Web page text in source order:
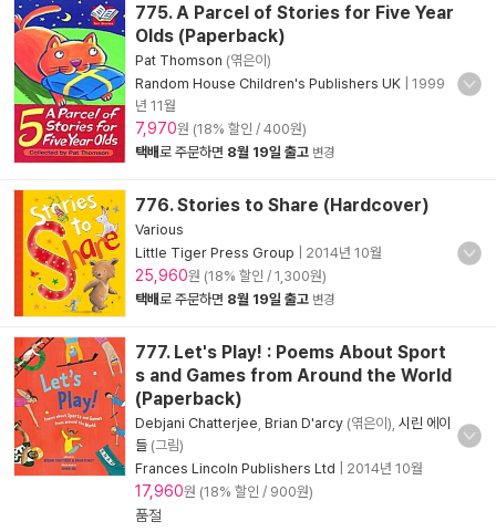
775. A Parcel of Stories for Five Year
Olds (Paperback)
Pat Thomson (엮은이)
Random House Children's Publishers UK
1999
년 11월
7,970원 (18% 할인 / 400원)
택배로 주문하면 8월 19일 출고 변경
776. Stories to Share (Hardcover)
Various
Little Tiger Press Group
2014년 10월
25,960원 (18% 할인 / 1,300원)
택배로 주문하면 8월 19일 출고 변경
777. Let's Play! : Poems About Sport
s and Games from Around the World
(Paperback)
Debjani Chatterjee Brian D'arcy (엮은이), 시린 에이
들 (그림)
Frances Lincoln Publishers Ltd
2014년 10월
17,960원 (18% 할인 / 900원)
품절